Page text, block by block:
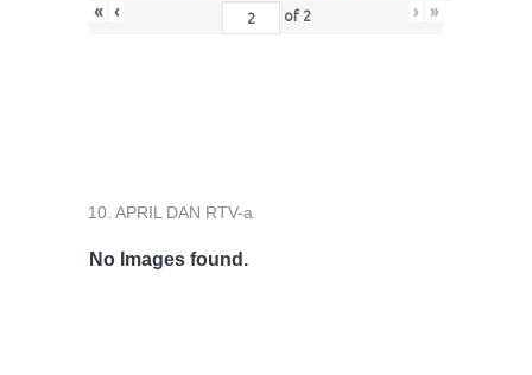
« ‹ of 2 › »
10. APRIL DAN RTV-a
No Images found.